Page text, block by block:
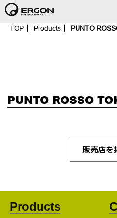
TOP Products PUNTO
PUNTO ROSSO
販売店を
Products